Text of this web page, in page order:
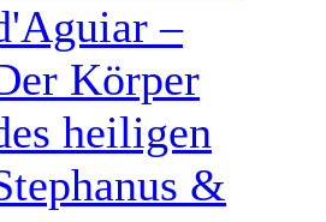
–
Körper
heiligen
&